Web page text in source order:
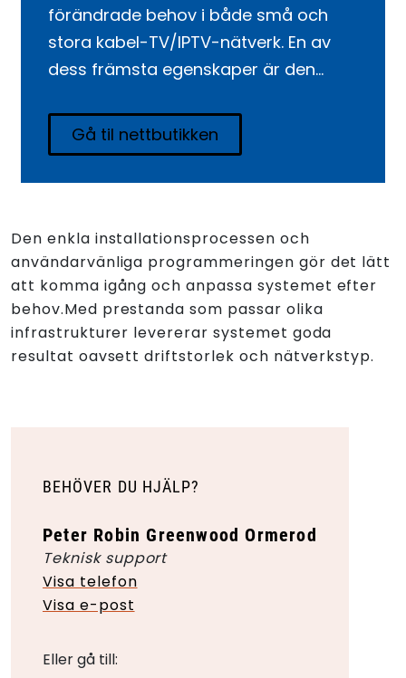
BEHÖVER DU HJÄLP?
Peter Robin Greenwood Ormerod
Teknisk support
Visa telefon
Visa e-post
Eller gå till:
förändrade behov i både små och
stora kabel-TV/IPTV-nätverk. En av
dess främsta egenskaper är den
garanterar pålitlig prestanda och
jämn funktionalitet – när som helst.
Gå til nettbutikken
Den enkla installationsprocessen och
användarvänliga programmeringen gör det lätt
att komma igång och anpassa systemet efter
behov.Med prestanda som passar olika
infrastrukturer levererar systemet goda
resultat oavsett driftstorlek och nätverkstyp.